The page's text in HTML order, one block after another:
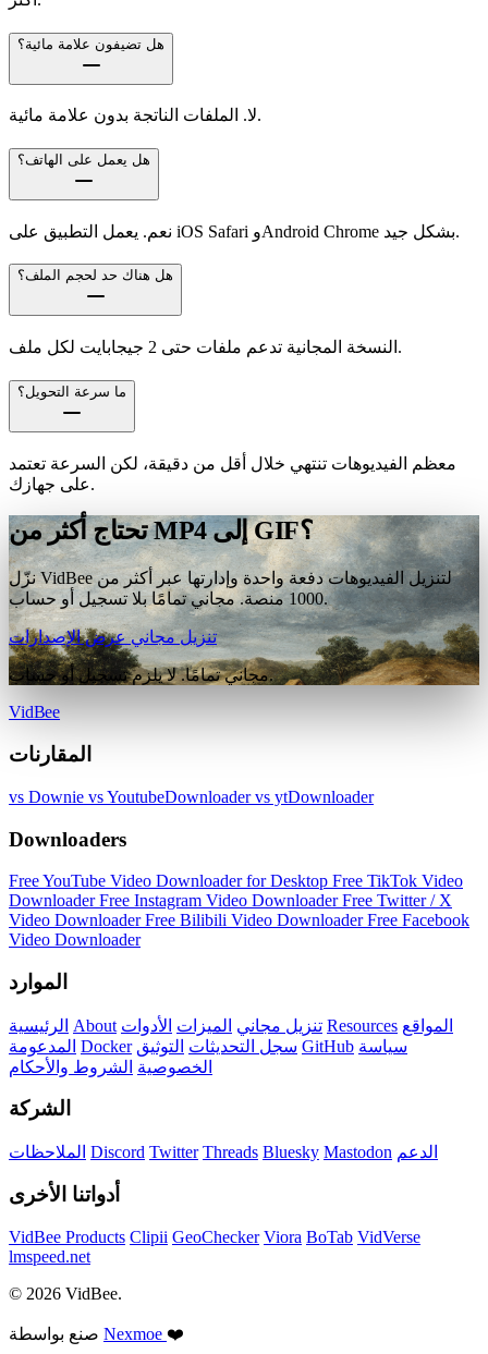
هل تضيفون علامة مائية؟
لا. الملفات الناتجة بدون علامة مائية.
هل يعمل على الهاتف؟
نعم. يعمل التطبيق على iOS Safari وAndroid Chrome بشكل جيد.
هل هناك حد لحجم الملف؟
النسخة المجانية تدعم ملفات حتى 2 جيجابايت لكل ملف.
ما سرعة التحويل؟
معظم الفيديوهات تنتهي خلال أقل من دقيقة، لكن السرعة تعتمد
على جهازك.
تحتاج أكثر من MP4 إلى GIF؟
نزّل VidBee لتنزيل الفيديوهات دفعة واحدة وإدارتها عبر أكثر من
1000 منصة. مجاني تمامًا بلا تسجيل أو حساب.
تنزيل مجانيعرض الإصدارات
مجاني تمامًا. لا يلزم تسجيل أو حساب.
VidBee
المقارنات
vs Downie vs YoutubeDownloadervs ytDownloader
Downloaders
Free YouTube Video Downloader for Desktop Free TikTok Video
DownloaderFree Instagram Video DownloaderFree Twitter / X
Video DownloaderFree Bilibili Video DownloaderFree Facebook
Video Downloader
الموارد
الرئيسية About تنزيل مجاني الميزات الأدوات Resources المواقع
المدعومة Docker سجل التحديثات التوثيق GitHub سياسة
الخصوصية الشروط والأحكام
الشركة
الملاحظات Discord Twitter Threads Bluesky Mastodon الدعم
أدواتنا الأخرى
VidBee Products Clipii GeoChecker Viora BoTab VidVerse
lmspeed.net
© 2026 VidBee.
Nexmoe ❤️